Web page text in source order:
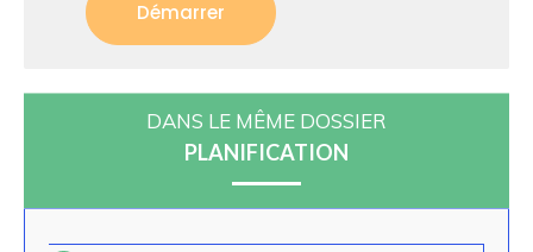
Démarrer
DANS LE MÊME DOSSIER
PLANIFICATION